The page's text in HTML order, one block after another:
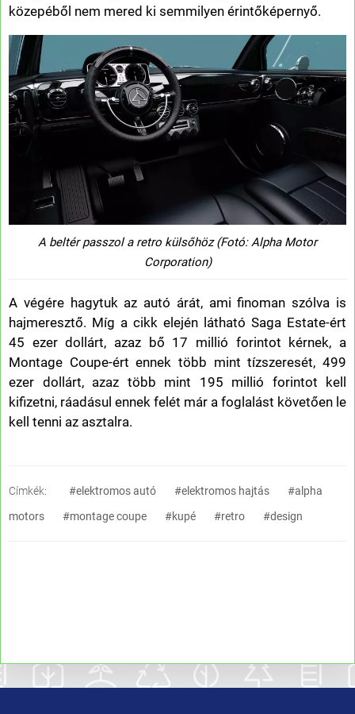
közepéből nem mered ki semmilyen érintőképernyő.
A beltér passzol a retro külsőhöz (Fotó: Alpha Motor
Corporation)
A végére hagytuk az autó árát, ami finoman szólva is
hajmeresztő. Míg a cikk elején látható Saga Estate-ért
45 ezer dollárt, azaz bő 17 millió forintot kérnek, a
Montage Coupe-ért ennek több mint tízszeresét, 499
ezer dollárt, azaz több mint 195 millió forintot kell
kifizetni, ráadásul ennek felét már a foglalást követően le
kell tenni az asztalra.
Címkék: #elektromos autó #elektromos hajtás
#alpha
motors
#montage coupe #kupé #retro #design